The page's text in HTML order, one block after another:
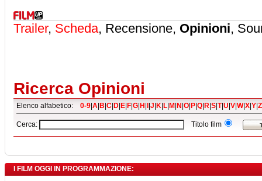
Trailer, Scheda, Recensione, Opinioni,
Ricerca Opinioni
Elenco alfabetico: 0-9 A B C D E F G H J K L M N O P Q R S T|U V W|X Y Z
Cerca: Titolo film
I FILM OGGI IN PROGRAMMAZIONE: